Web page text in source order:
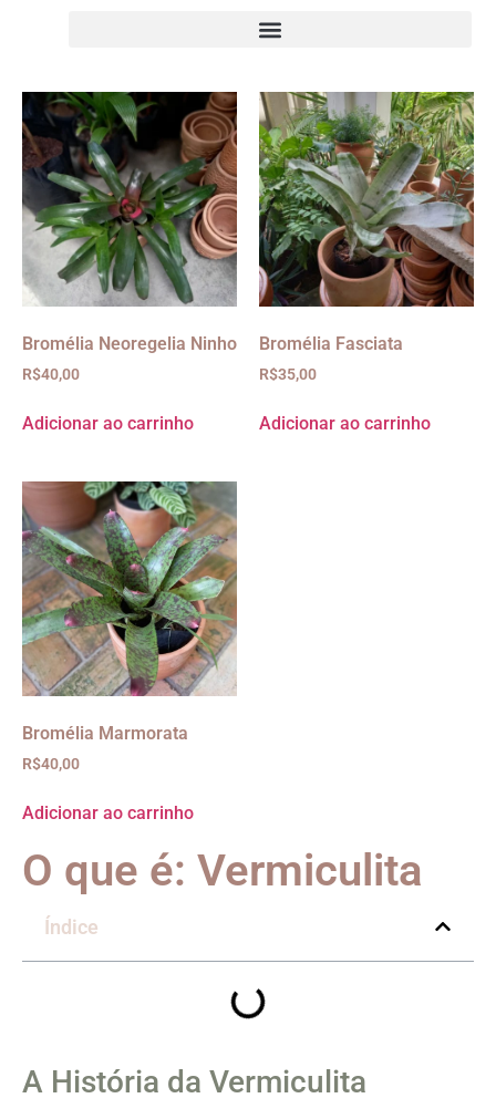
Bromélia Neoregelia Ninho
R$40,00
Adicionar ao carrinho
Bromélia Fasciata
R$35,00
Adicionar ao carrinho
Bromélia Marmorata
R$40,00
Adicionar ao carrinho
O que é: Vermiculita
Índice
A História da Vermiculita